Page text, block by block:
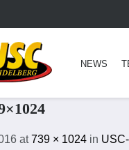
NEWS
at739 × 1024 in